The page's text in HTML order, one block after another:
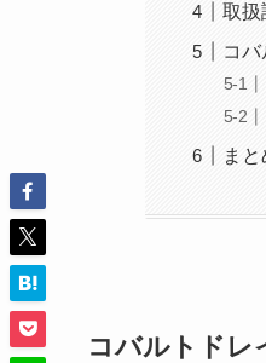
取扱
コ
ま
コバルトドレ